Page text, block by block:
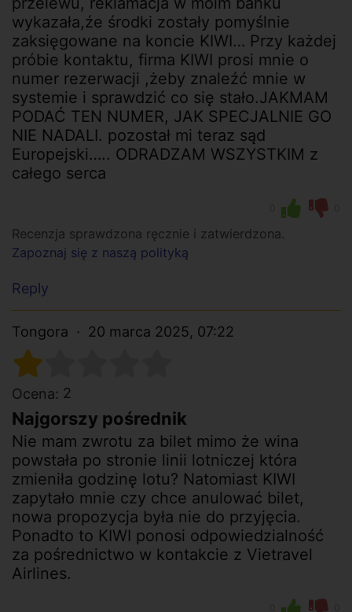
wykazała,źe środki zostały pomyślnie
zaksięgowane na koncie KIWI… Przy każdej
próbie kontaktu, firma KIWI prosi mnie o
numer rezerwacji ,żeby znaleźć mnie w
systemie i sprawdzić co się stało.JAKMAM
PODAĆ TEN NUMER, JAK SPECJALNIE GO
NIE NADALI. pozostał mi teraz sąd
Europejski….. ODRADZAM WSZYSTKIM z
całego serca
Recenzja sprawdzona ręcznie i zatwierdzona.
Zapoznaj się z naszą polityką
Reply
Tongora 20 marca 2025, 07:22
Ocena: 2
Najgorszy pośrednik
Nie mam zwrotu za bilet mimo że wina
powstała po stronie linii lotniczej która
zmieniła godzinę lotu? Natomiast KIWI
zapytało mnie czy chce anulować bilet,
nowa propozycja była nie do przyjęcia.
Ponadto to KIWI ponosi odpowiedzialność
za pośrednictwo w kontakcie z Vietravel
Airlines.